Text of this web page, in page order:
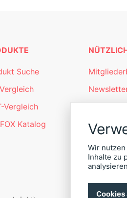
Suche
Vergleich
Katalog
Wir
Inhalte zu